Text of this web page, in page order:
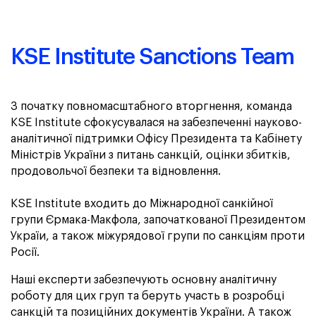
KSE Institute Sanctions Team
З початку повномасштабного вторгнення, команда
KSE Institute сфокусувалася на забезпеченні науково-
аналітичної підтримки Офісу Президента та Кабінету
Міністрів України з питань санкцій, оцінки збитків,
продовольчої безпеки та відновлення.
KSE Institute входить до Міжнародної санкійної
групи Єрмака-Макфола, започаткованої Президентом
Україи, а також міжурядової групи по санкціям проти
Росії.
Наші експерти забезпечують основну аналітичну
роботу для цих груп та беруть участь в розробці
санкцій та позиційних документів України. А також